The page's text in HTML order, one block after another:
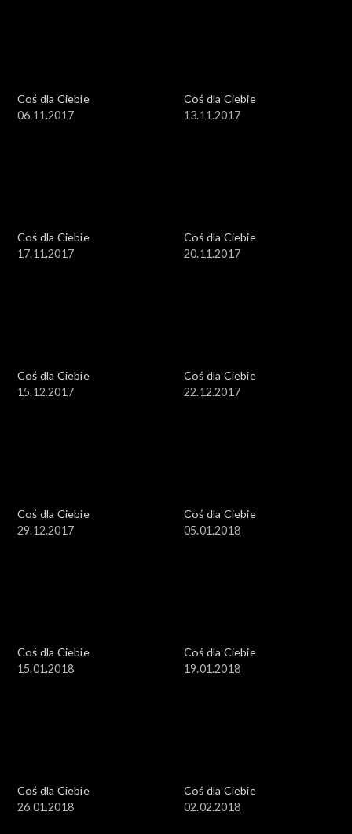
Coś dla Ciebie
06.11.2017
Coś dla Ciebie
13.11.2017
Coś dla Ciebie
17.11.2017
Coś dla Ciebie
20.11.2017
Coś dla Ciebie
15.12.2017
Coś dla Ciebie
22.12.2017
Coś dla Ciebie
29.12.2017
Coś dla Ciebie
05.01.2018
Coś dla Ciebie
15.01.2018
Coś dla Ciebie
19.01.2018
Coś dla Ciebie
26.01.2018
Coś dla Ciebie
02.02.2018